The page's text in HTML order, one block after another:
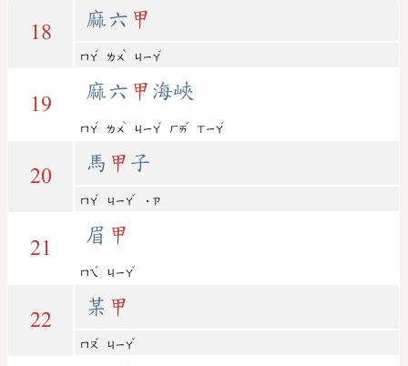
18
麻六 甲
ㄇㄚ
ˊ
ㄌㄨ
ˋ
ㄐㄧㄚ
ˇ
19
麻六 甲 海峽
ㄇㄚ
ˊ
ㄌㄨ
ˋ
ㄐㄧㄚ
ˇ
ㄏㄞ
ˇ
ㄒㄧㄚ
ˊ
20
馬 甲 子
ㄇㄚ
ˇ
ㄐㄧㄚ
ˇ
˙ㄗ
21
眉 甲
ㄇㄟ
ˊ
ㄐㄧㄚ
ˇ
22
某 甲
ㄇㄡ
ˇ
ㄐㄧㄚ
ˇ